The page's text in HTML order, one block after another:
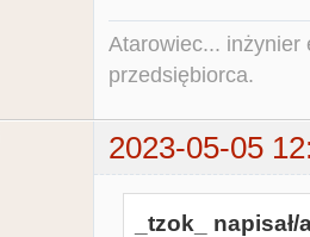
Atarowiec... inżynier
przedsiębiorca.
2023-05-05
_tzok_ napisał/